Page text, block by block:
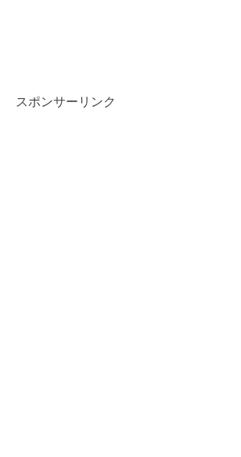
スポンサーリンク